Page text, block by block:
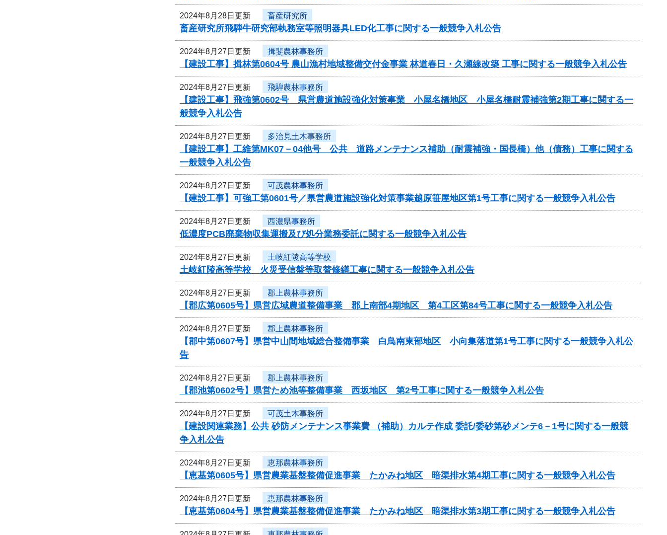
2024年8月28日更新 畜産研究所
畜産研究所飛騨牛研究部執務室等照明器具LED化工事に関する一般競争入札公告
2024年8月27日更新 揖斐農林事務所
【建設工事】揖林第0604号 農山漁村地域整備交付金事業 林道春日・久瀬線改築 工事に関する一般競争入札公告
2024年8月27日更新 飛騨農林事務所
【建設工事】飛強第0602号 県営農道施設強化対策事業 小屋名橋地区 小屋名橋耐震補強第2期工事に関する一
般競争入札公告
2024年8月27日更新 多治見土木事務所
【建設工事】工維第MK07－04他号 公共 道路メンテナンス補助（耐震補強・国長橋）他（債務）工事に関する
一般競争入札公告
2024年8月27日更新 可茂農林事務所
【建設工事】可強工第0601号／県営農道施設強化対策事業越原笹屋地区第1号工事に関する一般競争入札公告
2024年8月27日更新 西濃県事務所
低濃度PCB廃棄物収集運搬及び処分業務委託に関する一般競争入札公告
2024年8月27日更新 土岐紅陵高等学校
土岐紅陵高等学校 火災受信盤等取替修繕工事に関する一般競争入札公告
2024年8月27日更新 郡上農林事務所
【郡広第0605号】県営広域農道整備事業 郡上南部4期地区 第4工区第84号工事に関する一般競争入札公告
2024年8月27日更新 郡上農林事務所
【郡中第0607号】県営中山間地域総合整備事業 白鳥南東部地区 小向集落道第1号工事に関する一般競争入札公
告
2024年8月27日更新 郡上農林事務所
【郡池第0602号】県営ため池等整備事業 西坂地区 第2号工事に関する一般競争入札公告
2024年8月27日更新 可茂土木事務所
【建設関連業務】公共 砂防メンテナンス事業費 （補助）カルテ作成 委託/委砂第砂メンテ6－1号に関する一般競
争入札公告
2024年8月27日更新 恵那農林事務所
【恵基第0605号】県営農業基盤整備促進事業 たかみね地区 暗渠排水第4期工事に関する一般競争入札公告
2024年8月27日更新 恵那農林事務所
【恵基第0604号】県営農業基盤整備促進事業 たかみね地区 暗渠排水第3期工事に関する一般競争入札公告